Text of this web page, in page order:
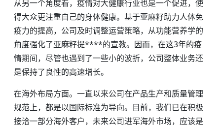
从另一个角度看，疫情对大健康行业也是一个促进，使
得大众更注重自己的身体健康。基于亚麻籽助力人体免
疫力的提高，公司及时调整运营策略，从功能营养学的
角度强化了亚麻籽提****的宣教。因而，在这3年的疫
情期间，尽管也遇到了一些小的波折，公司整体业务还
是保持了良性的高速增长。
在海外布局方面。一直以来公司在产品生产和质量管理
规范上，都是以国际标准为导向。目前，我们已在积极
接洽一部分海外客户，未来公司进军海外市场，应该是